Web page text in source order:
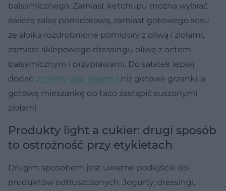
balsamicznego. Zamiast ketchupu można wybrać
świeżą salsę pomidorową, zamiast gotowego sosu
ze słoika rozdrobnione pomidory z oliwą i ziołami,
zamiast sklepowego dressingu oliwę z octem
balsamicznym i przyprawami. Do sałatek lepiej
dodać orzechy oraz nasiona niż gotowe grzanki, a
gotową mieszankę do taco zastąpić suszonymi
ziołami.
Produkty light a cukier: drugi sposób
to ostrożność przy etykietach
Drugim sposobem jest uważne podejście do
produktów odtłuszczonych. Jogurty, dressingi,